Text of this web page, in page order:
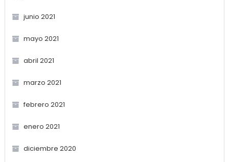
junio 2021
mayo 2021
abril 2021
marzo 2021
febrero 2021
enero 2021
diciembre 2020